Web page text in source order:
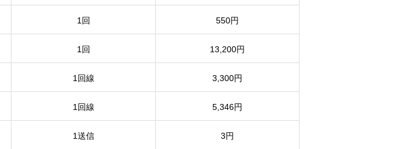
1回 550円
1回 13,200円
1回線 3,300円
1回線 5,346円
1送信 3円